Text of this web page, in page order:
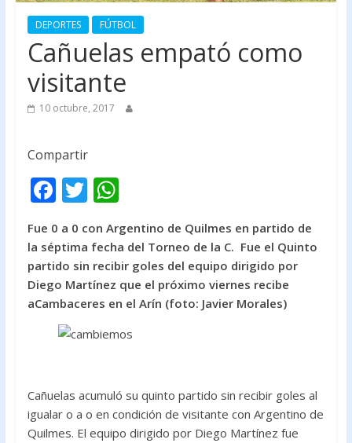
DEPORTES FÚTBOL
Cañuelas empató como
visitante
10 octubre, 2017
Compartir
F
e
b
o
o
k
T
itt
er
W
at
s
A
p
p
Fue 0 a 0 con Argentino de Quilmes en partido de
la séptima fecha del Torneo de la C. Fue el Quinto
partido sin recibir goles del equipo dirigido por
Diego Martínez que el próximo viernes recibe
aCambaceres en el Arín (foto: Javier Morales)
Cañuelas acumuló su quinto partido sin recibir goles al
igualar o a o en condición de visitante con Argentino de
Quilmes. El equipo dirigido por Diego Martínez fue